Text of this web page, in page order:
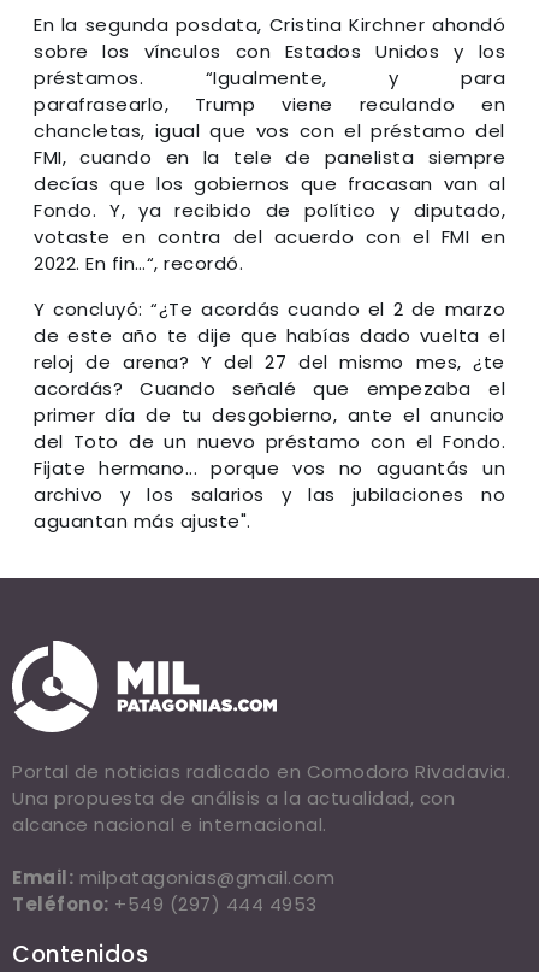
En la segunda posdata, Cristina Kirchner ahondó
sobre los vínculos con Estados Unidos y los
préstamos. “Igualmente, y para
parafrasearlo, Trump viene reculando en
chancletas, igual que vos con el préstamo del
FMI, cuando en la tele de panelista siempre
decías que los gobiernos que fracasan van al
Fondo. Y, ya recibido de político y diputado,
votaste en contra del acuerdo con el FMI en
2022. En fin…“, recordó.
Y concluyó: “¿Te acordás cuando el 2 de marzo
de este año te dije que habías dado vuelta el
reloj de arena? Y del 27 del mismo mes, ¿te
acordás? Cuando señalé que empezaba el
primer día de tu desgobierno, ante el anuncio
del Toto de un nuevo préstamo con el Fondo.
Fijate hermano... porque vos no aguantás un
archivo y los salarios y las jubilaciones no
aguantan más ajuste".
Portal de noticias radicado en Comodoro Rivadavia.
Una propuesta de análisis a la actualidad, con
alcance nacional e internacional.
Email: milpatagonias@gmail.com
Teléfono: +549 (297) 444 4953
Contenidos